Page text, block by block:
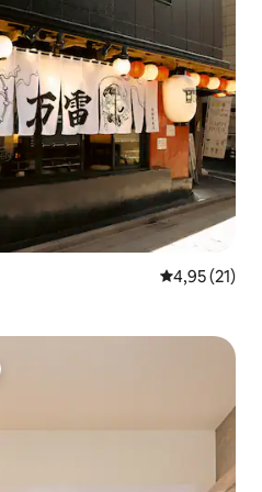
Évaluation
4,95 (21)